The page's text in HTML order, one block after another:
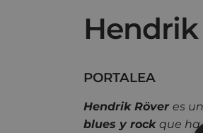
Hendrik
PORTALEA
Hendrik Röver es
blues y rock que ha